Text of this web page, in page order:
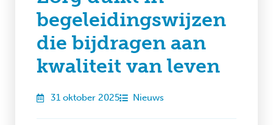
begeleidingswijzen
die bijdragen aan
kwaliteit van leven
31 oktober 2025 Nieuws